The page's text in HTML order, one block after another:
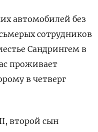
автомобилей без
сотрудников
Сандрингем в
проживает
​в четверг
второй сын